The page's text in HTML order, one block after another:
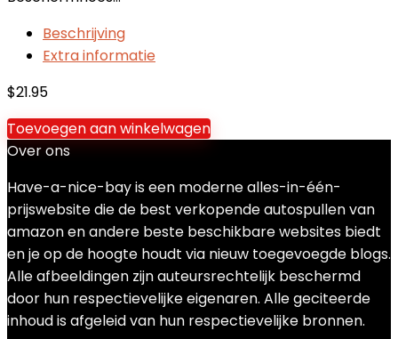
Beschrijving
Extra informatie
$21.95
Toevoegen aan winkelwagen
Over ons
Have-a-nice-bay is een moderne alles-in-één-
prijswebsite die de best verkopende autospullen van
amazon en andere beste beschikbare websites biedt
en je op de hoogte houdt via nieuw toegevoegde blogs.
Alle afbeeldingen zijn auteursrechtelijk beschermd
door hun respectievelijke eigenaren. Alle geciteerde
inhoud is afgeleid van hun respectievelijke bronnen.